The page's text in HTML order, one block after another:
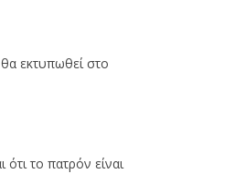
εκτυπωθεί στο
το πατρόν είναι